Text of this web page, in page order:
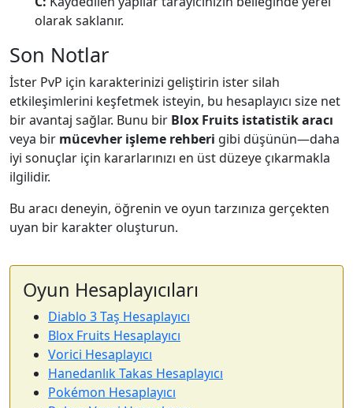
olarak saklanır.
Son Notlar
İster PvP için karakterinizi geliştirin ister silah
etkileşimlerini keşfetmek isteyin, bu hesaplayıcı size net
bir avantaj sağlar. Bunu bir Blox Fruits istatistik aracı
veya bir mücevher işleme rehberi gibi düşünün—daha
iyi sonuçlar için kararlarınızı en üst düzeye çıkarmakla
ilgilidir.
Bu aracı deneyin, öğrenin ve oyun tarzınıza gerçekten
uyan bir karakter oluşturun.
Oyun Hesaplayıcıları
Diablo 3 Taş Hesaplayıcı
Blox Fruits Hesaplayıcı
Vorici Hesaplayıcı
Hanedanlık Takas Hesaplayıcı
Pokémon Hesaplayıcı